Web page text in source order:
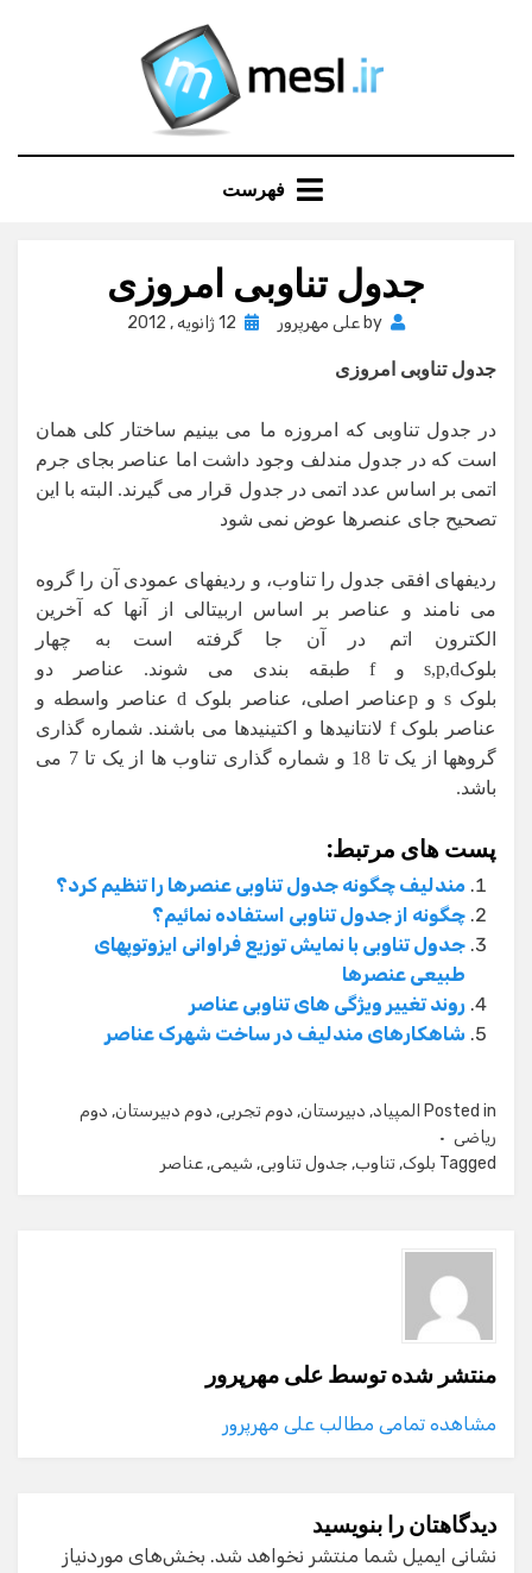
فهرست
جدول تناوبی امروزی
by علی مهرپرور
Posted
12 ژانویه , 2012
جدول تناوبی امروزی
در جدول تناوبی که امروزه ما می بینیم ساختار کلی همان
است که در جدول مندلف وجود داشت اما عناصر بجای جرم
اتمی بر اساس عدد اتمی در جدول قرار می گیرند. البته با این
تصحیح جای عنصرها عوض نمی شود
ردیفهای افقی جدول را تناوب، و ردیفهای عمودی آن را گروه
می نامند و عناصر بر اساس اربیتالی از آنها که آخرین
الکترون اتم در آن جا گرفته است به چهار
بلوکs,p,d و f طبقه بندی می شوند. عناصر دو
بلوک s و pعناصر اصلی، عناصر بلوک d عناصر واسطه و
عناصر بلوک f لانتانیدها و اکتینیدها می باشند.
شماره گذاری
گروهها از یک تا 18 و شماره گذاری تناوب ها از یک تا 7 می
باشد.
پست های مرتبط:
مندلیف چگونه جدول تناوبی عنصرها را تنظیم کرد؟
چگونه از جدول تناوبی استفاده نمائیم؟
جدول تناوبی با نمایش توزیع فراوانی ایزوتوپهای
طبیعی عنصرها
روند تغییر ویژگی های تناوبی عناصر
شاهکارهای مندلیف در ساخت شهرک عناصر
Posted in المپیاد, دبیرستان, دوم تجربی, دوم دبیرستان, دوم
ریاضی
Tagged بلوک, تناوب, جدول تناوبی, شیمی, عناصر
منتشر شده توسطعلی مهرپرور
مشاهده تمامی مطالب علی مهرپرور
دیدگاهتان را بنویسید
نشانی ایمیل شما منتشر نخواهد شد. بخش‌های موردنیاز